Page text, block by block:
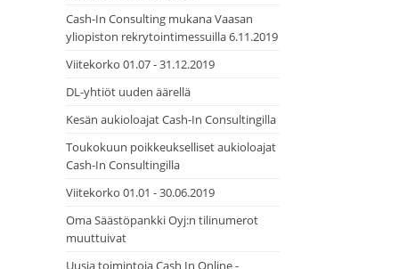
Cash-In Consulting mukana Vaasan
yliopiston rekrytointimessuilla 6.11.2019
Viitekorko 01.07 - 31.12.2019
DL-yhtiöt uuden äärellä
Kesän aukioloajat Cash-In Consultingilla
Toukokuun poikkeukselliset aukioloajat
Cash-In Consultingilla
Viitekorko 01.01 - 30.06.2019
Oma Säästöpankki Oyj:n tilinumerot
muuttuivat
Uusia toimintoja Cash In Online -